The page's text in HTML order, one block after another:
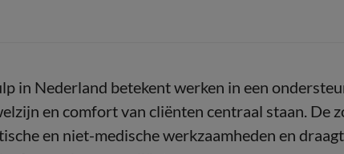
in Nederland betekent werken in een
en comfort van cliënten centraal staan. De
en niet-medische werkzaamheden en